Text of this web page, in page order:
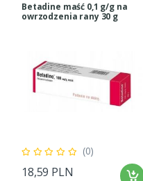
Betadine maść 0,1 g/g na
owrzodzenia rany 30 g
(0)
18,59 PLN